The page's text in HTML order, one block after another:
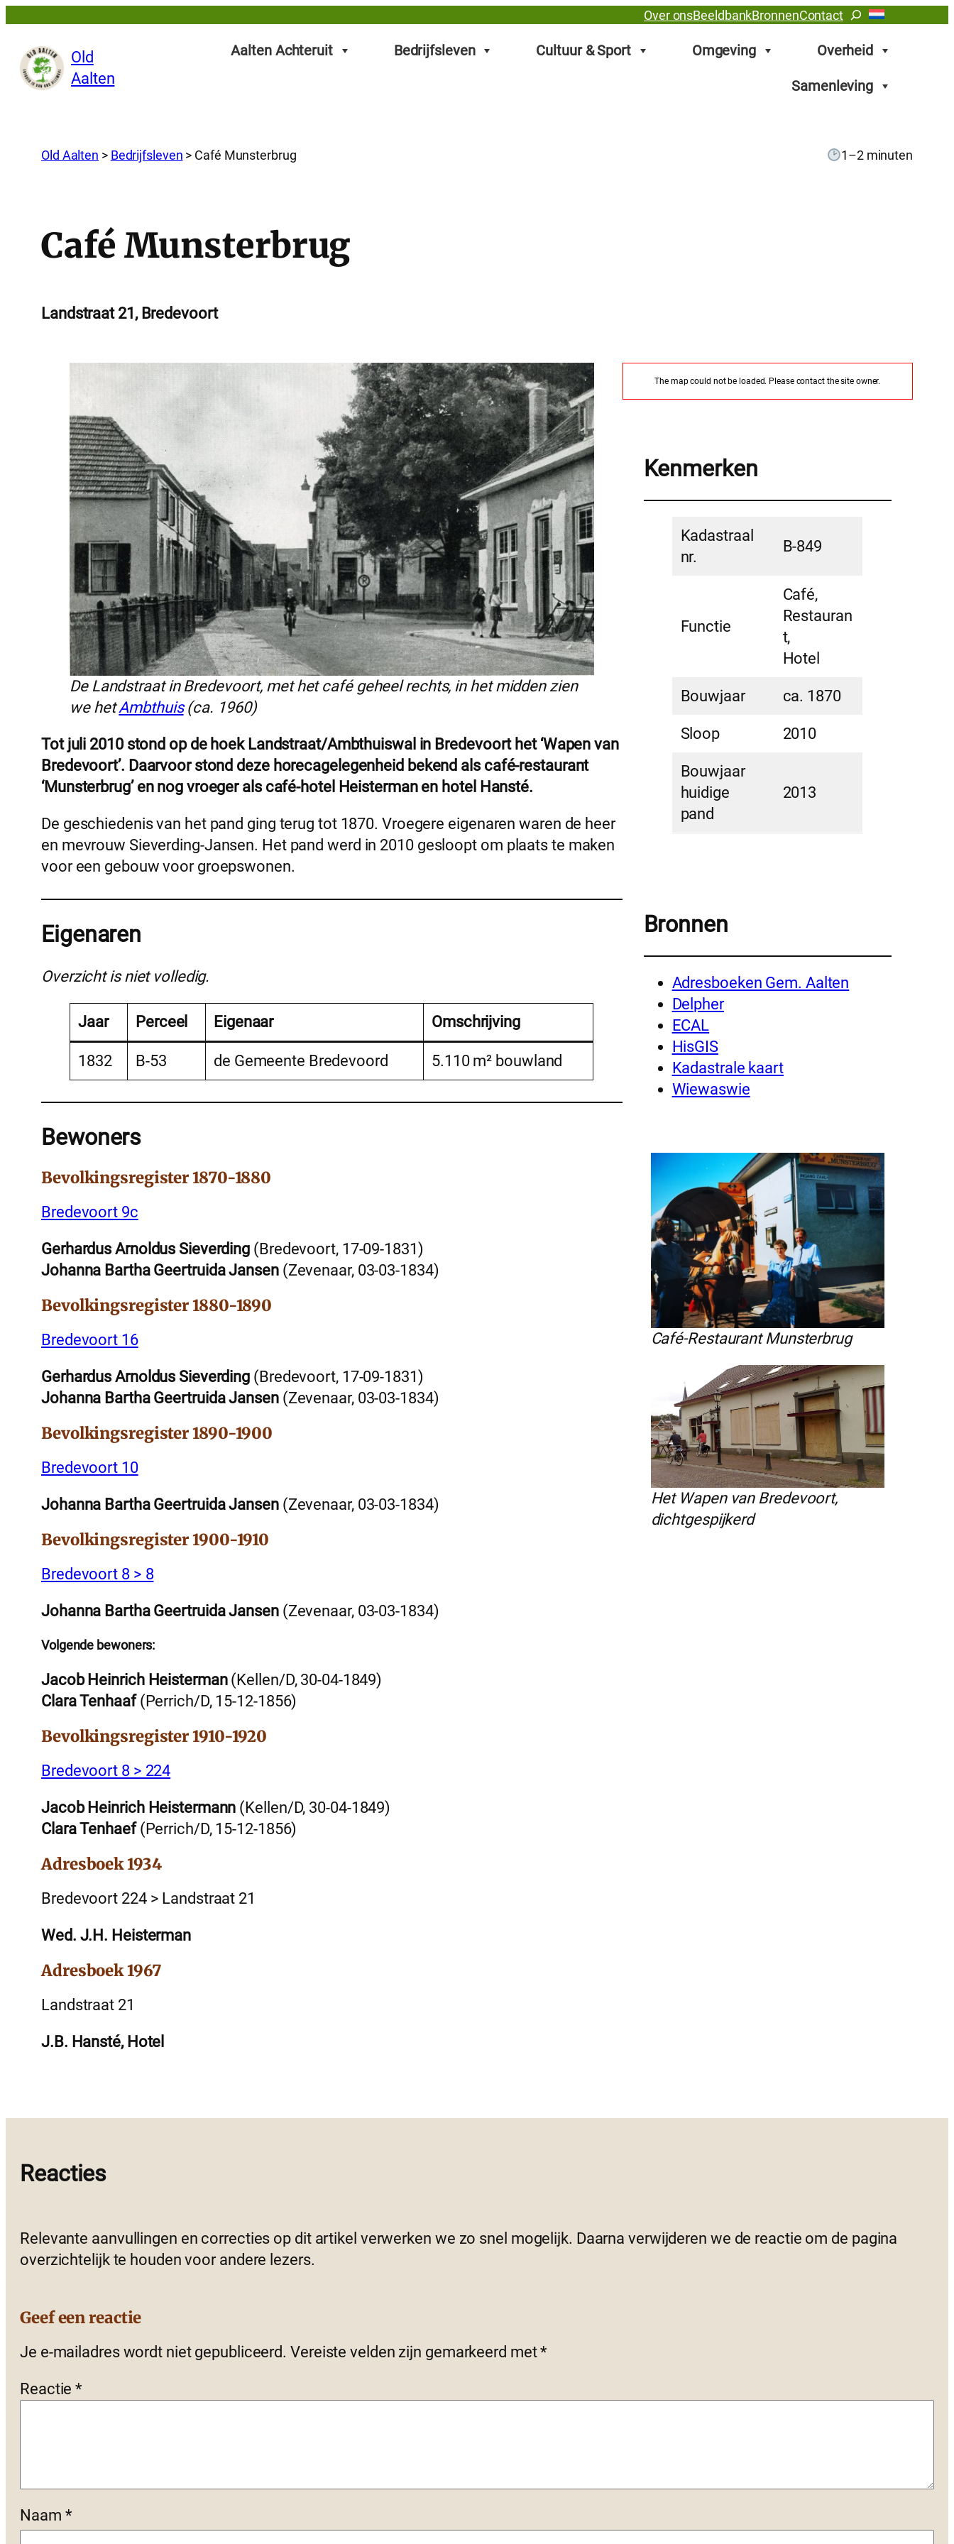
Over onsBeeldbankBronnenContactZoeken
Old
Aalten
Aalten Achteruit Bedrijfsleven Cultuur & Sport Omgeving Overheid
Samenleving
Old Aalten > Bedrijfsleven > Café Munsterbrug 1–2 minuten
Café Munsterbrug
Landstraat 21, Bredevoort
De Landstraat in Bredevoort, met het café geheel rechts, in het midden zien
we hetAmbthuis(ca. 1960)
Tot juli 2010 stond op de hoek Landstraat/Ambthuiswal in Bredevoort het ‘Wapen van
Bredevoort’. Daarvoor stond deze horecagelegenheid bekend als café-restaurant
‘Munsterbrug’ en nog vroeger als café-hotel Heisterman en hotel Hansté.
De geschiedenis van het pand ging terug tot 1870. Vroegere eigenaren waren de heer
en mevrouw Sieverding-Jansen. Het pand werd in 2010 gesloopt om plaats te maken
voor een gebouw voor groepswonen.
Eigenaren
Overzicht is niet volledig.
Jaar Perceel Eigenaar Omschrijving
1832 B-53 de Gemeente Bredevoord 5.110 m² bouwland
Bewoners
Bevolkingsregister 1870-1880
Bredevoort 9c
Gerhardus Arnoldus Sieverding (Bredevoort, 17-09-1831)
Johanna Bartha Geertruida Jansen(Zevenaar, 03-03-1834)
Bevolkingsregister 1880-1890
Bredevoort 16
Gerhardus Arnoldus Sieverding (Bredevoort, 17-09-1831)
Johanna Bartha Geertruida Jansen(Zevenaar, 03-03-1834)
Bevolkingsregister 1890-1900
Bredevoort 10
Johanna Bartha Geertruida Jansen(Zevenaar, 03-03-1834)
Bevolkingsregister 1900-1910
Bredevoort 8 > 8
Johanna Bartha Geertruida Jansen(Zevenaar, 03-03-1834)
Volgende bewoners:
Jacob Heinrich Heisterman(Kellen/D, 30-04-1849)
Clara Tenhaaf(Perrich/D, 15-12-1856)
Bevolkingsregister 1910-1920
Bredevoort 8 > 224
Jacob Heinrich Heistermann (Kellen/D, 30-04-1849)
Clara Tenhaef(Perrich/D, 15-12-1856)
Adresboek 1934
Bredevoort 224 > Landstraat 21
Wed. J.H. Heisterman
Adresboek 1967
Landstraat 21
J.B. Hansté, Hotel
The map could not be loaded. Please contact the site owner.
Kenmerken
Kadastraal
nr.
B-849
Functie
Café,
Restauran
t,
Hotel
Bouwjaar ca. 1870
Sloop 2010
Bouwjaar
huidige
pand
2013
Bronnen
Adresboeken Gem. Aalten
Delpher
ECAL
HisGIS
Kadastrale kaart
Wiewaswie
Café-Restaurant Munsterbrug
Het Wapen van Bredevoort,
dichtgespijkerd
Reacties
Relevante aanvullingen en correcties op dit artikel verwerken we zo snel mogelijk. Daarna verwijderen we de reactie om de pagina
overzichtelijk te houden voor andere lezers.
Geef een reactie
Je e-mailadres wordt niet gepubliceerd. Vereiste velden zijn gemarkeerd met*
Reactie*
Naam *